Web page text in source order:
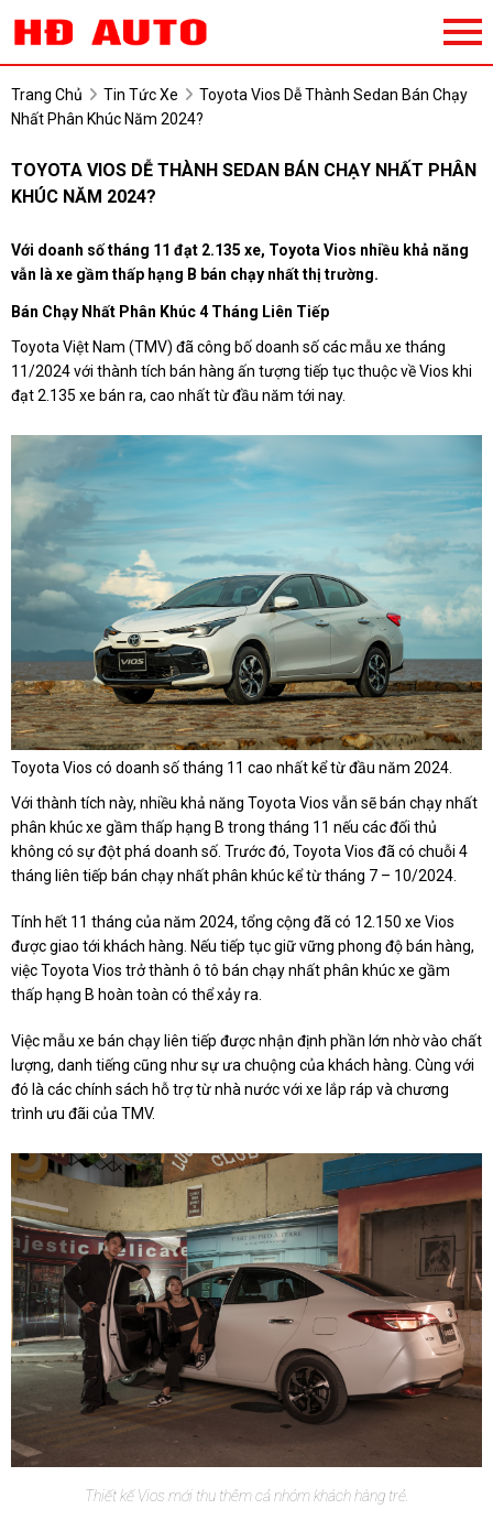
Trang Chủ Tin Tức Xe
Toyota Vios Dễ Thành Sedan Bán Chạy
Nhất Phân Khúc Năm 2024?
TOYOTA VIOS DỄ THÀNH SEDAN BÁN CHẠY NHẤT PHÂN
KHÚC NĂM 2024?
Với doanh số tháng 11 đạt 2.135 xe, Toyota Vios nhiều khả năng
vẫn là xe gầm thấp hạng B bán chạy nhất thị trường.
Bán Chạy Nhất Phân Khúc 4 Tháng Liên Tiếp
Toyota Việt Nam (TMV) đã công bố doanh số các mẫu xe tháng
11/2024 với thành tích bán hàng ấn tượng tiếp tục thuộc về Vios khi
đạt 2.135 xe bán ra, cao nhất từ đầu năm tới nay.
Toyota Vios có doanh số tháng 11 cao nhất kể từ đầu năm 2024.
Với thành tích này, nhiều khả năng Toyota Vios vẫn sẽ bán chạy nhất
phân khúc xe gầm thấp hạng B trong tháng 11 nếu các đối thủ
không có sự đột phá doanh số. Trước đó, Toyota Vios đã có chuỗi 4
tháng liên tiếp bán chạy nhất phân khúc kể từ tháng 7 – 10/2024.
Tính hết 11 tháng của năm 2024, tổng cộng đã có 12.150 xe Vios
được giao tới khách hàng. Nếu tiếp tục giữ vững phong độ bán hàng,
việc Toyota Vios trở thành ô tô bán chạy nhất phân khúc xe gầm
thấp hạng B hoàn toàn có thể xảy ra.
Việc mẫu xe bán chạy liên tiếp được nhận định phần lớn nhờ vào chất
lượng, danh tiếng cũng như sự ưa chuộng của khách hàng. Cùng với
đó là các chính sách hỗ trợ từ nhà nước với xe lắp ráp và chương
trình ưu đãi của TMV.
Thiết kế Vios mới thu thêm cả nhóm khách hàng trẻ.